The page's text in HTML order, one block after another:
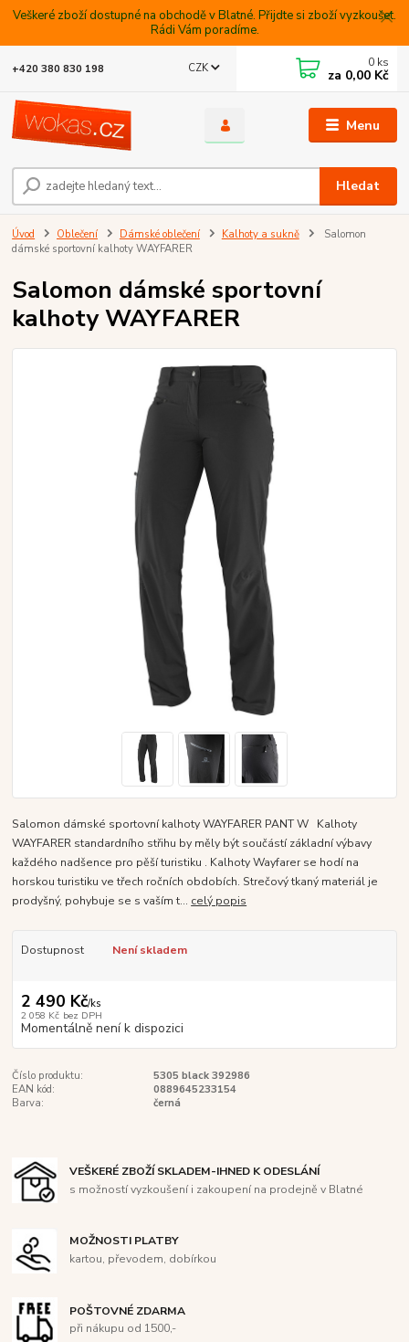
Veškeré zboží dostupné na obchodě v Blatné. Přijdte si zboží vyzkoušet.
Rádi Vám poradíme.
Menu
CZK
Hledat
+420 380 830 198 0 ks
za 0,00 Kč
Úvod Oblečení Dámské oblečení Kalhoty a sukně
Salomon
dámské sportovní kalhoty WAYFARER
Salomon dámské sportovní
kalhoty WAYFARER
Salomon dámské sportovní kalhoty WAYFARER PANT W Kalhoty
WAYFARER standardního střihu by měly být součástí základní výbavy
každého nadšence pro pěší turistiku . Kalhoty Wayfarer se hodí na
horskou turistiku ve třech ročních obdobích. Strečový tkaný materiál je
prodyšný, pohybuje se s vaším t... celý popis
Dostupnost Není skladem
2 490 Kč/ks
2 058 Kč bez DPH
Momentálně není k dispozici
Číslo produktu:
5305 black 392986
EAN kód:
0889645233154
Barva:
černá
VEŠKERÉ ZBOŽÍ SKLADEM-IHNED K ODESLÁNÍ
s možností vyzkoušení i zakoupení na prodejně v Blatné
MOŽNOSTI PLATBY
kartou, převodem, dobírkou
POŠTOVNÉ ZDARMA
při nákupu od 1500,-